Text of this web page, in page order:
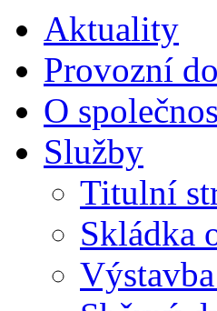
Aktuality
Provozní
O
Služby
Titulní
Skládka